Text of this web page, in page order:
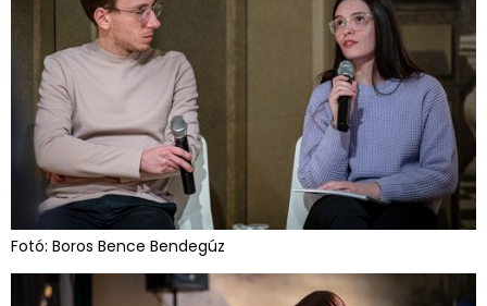
Fotó: Boros Bence Bendegúz